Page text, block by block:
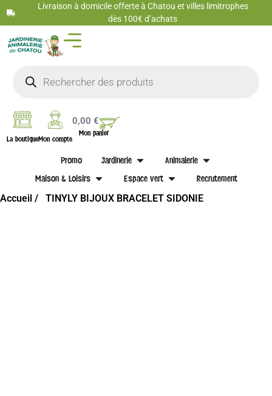
Livraison à domicile offerte à Chatou et villes limitrophes
dès 100€ d’achats
La boutiqueMon compte
0,00€
Mon panier
Promo Jardinerie
Animalerie
Maison & Loisirs
Espace vert Recrutement
Accueil / TINYLY BIJOUX BRACELET SIDONIE